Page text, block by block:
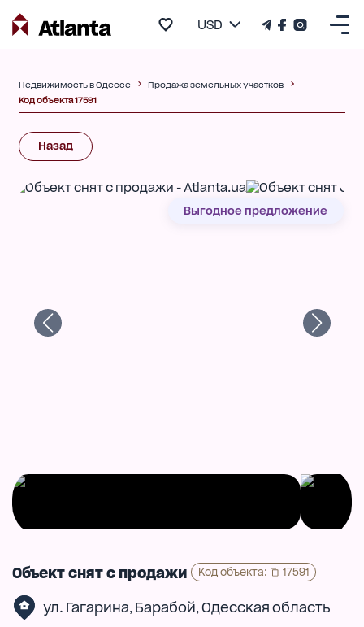
USD
Недвижимость в Одессе
Продажа земельных участков
Код объекта 17591
Назад
Выгодное предложение
Объект снят с продажи Код объекта: 17591
ул. Гагарина, Барабой, Одесская область